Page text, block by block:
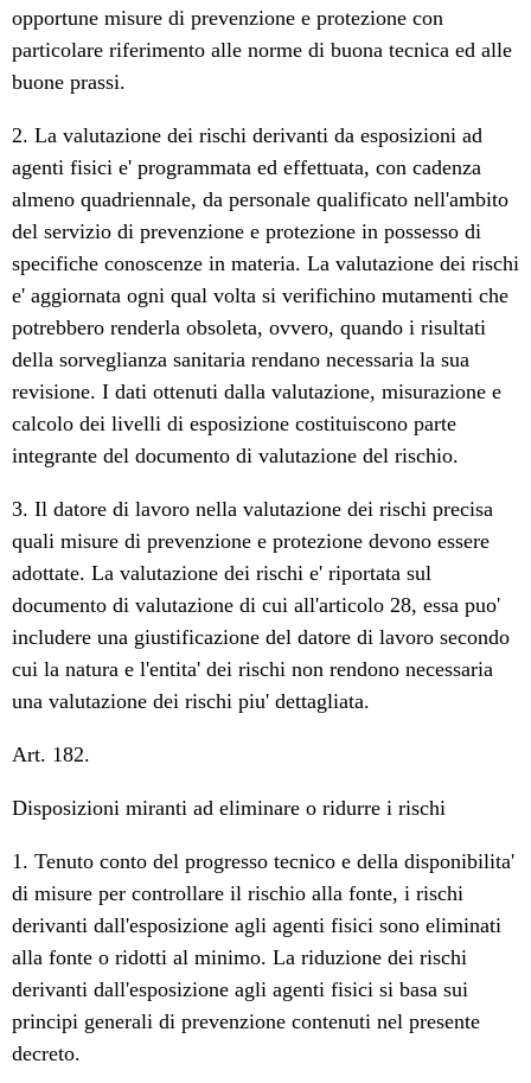
opportune misure di prevenzione e protezione con
particolare riferimento alle norme di buona tecnica ed alle
buone prassi.
2. La valutazione dei rischi derivanti da esposizioni ad
agenti fisici e' programmata ed effettuata, con cadenza
almeno quadriennale, da personale qualificato nell'ambito
del servizio di prevenzione e protezione in possesso di
specifiche conoscenze in materia. La valutazione dei rischi
e' aggiornata ogni qual volta si verifichino mutamenti che
potrebbero renderla obsoleta, ovvero, quando i risultati
della sorveglianza sanitaria rendano necessaria la sua
revisione. I dati ottenuti dalla valutazione, misurazione e
calcolo dei livelli di esposizione costituiscono parte
integrante del documento di valutazione del rischio.
3. Il datore di lavoro nella valutazione dei rischi precisa
quali misure di prevenzione e protezione devono essere
adottate. La valutazione dei rischi e' riportata sul
documento di valutazione di cui all'articolo 28, essa puo'
includere una giustificazione del datore di lavoro secondo
cui la natura e l'entita' dei rischi non rendono necessaria
una valutazione dei rischi piu' dettagliata.
Art. 182.
Disposizioni miranti ad eliminare o ridurre i rischi
1. Tenuto conto del progresso tecnico e della disponibilita'
di misure per controllare il rischio alla fonte, i rischi
derivanti dall'esposizione agli agenti fisici sono eliminati
alla fonte o ridotti al minimo. La riduzione dei rischi
derivanti dall'esposizione agli agenti fisici si basa sui
principi generali di prevenzione contenuti nel presente
decreto.